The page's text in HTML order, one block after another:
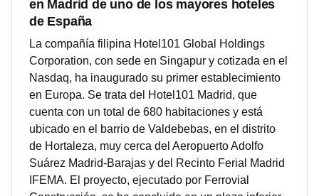
en Madrid de uno de los mayores hoteles
de España
La compañía filipina Hotel101 Global Holdings
Corporation, con sede en Singapur y cotizada en el
Nasdaq, ha inaugurado su primer establecimiento
en Europa. Se trata del Hotel101 Madrid, que
cuenta con un total de 680 habitaciones y está
ubicado en el barrio de Valdebebas, en el distrito
de Hortaleza, muy cerca del Aeropuerto Adolfo
Suárez Madrid-Barajas y del Recinto Ferial Madrid
IFEMA. El proyecto, ejecutado por Ferrovial